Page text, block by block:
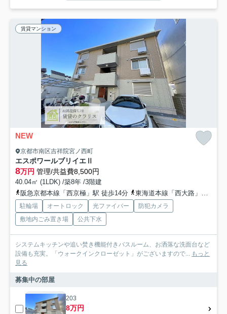
賃貸マンション
NEW
京都市南区吉祥院宮ノ西町
エスポワールブリイエⅡ
8万円 管理/共益費8,500円
40.04㎡ (1LDK) /築8年 /3階建
阪急京都本線「西京極」駅 徒歩14分
東海道本線「西大路」駅 徒歩17分
駐輪場 オートロック 光ファイバー
防犯カメラ
敷地内ごみ置き場
公共下水
システムキッチンや追い焚き機能付きバスルーム、お洒落な洗面台など
設備も充実。「ウォークインクローゼット」がございますので... もっと
見る
募集中の部屋
203
8万円